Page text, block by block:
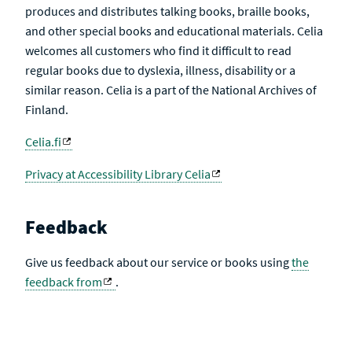
produces and distributes talking books, braille books,
and other special books and educational materials. Celia
welcomes all customers who find it difficult to read
regular books due to dyslexia, illness, disability or a
similar reason. Celia is a part of the National Archives of
Finland.
Celia.fi
Privacy at Accessibility Library Celia
Feedback
Give us feedback about our service or books usingthe
feedback from
.